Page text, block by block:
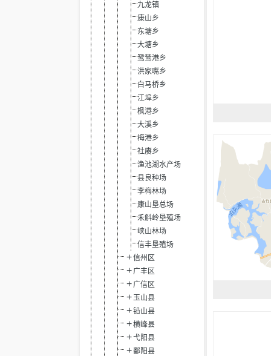
九龙镇
康山乡
东塘乡
大塘乡
鹭鸶港乡
洪家嘴乡
白马桥乡
江埠乡
枫港乡
大溪乡
梅港乡
社赓乡
渔池湖水产场
县良种场
李梅林场
康山垦总场
禾斛岭垦殖场
峡山林场
信丰垦殖场
信州区
广丰区
广信区
玉山县
铅山县
横峰县
弋阳县
鄱阳县